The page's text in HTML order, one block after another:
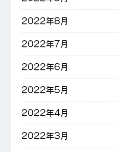
2022年8月
2022年7月
2022年6月
2022年5月
2022年4月
2022年3月